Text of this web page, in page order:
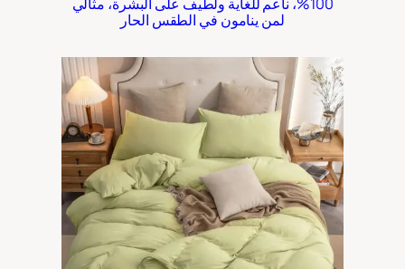
لمن ينامون في الطقس الحار